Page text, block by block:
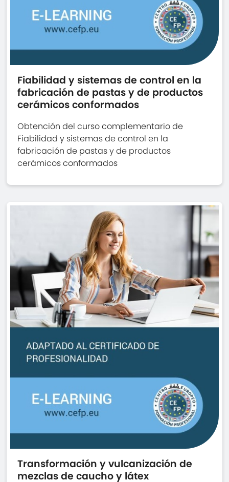
Fiabilidad y sistemas de control en la
fabricación de pastas y de productos
cerámicos conformados
Obtención del curso complementario de
Fiabilidad y sistemas de control en la
fabricación de pastas y de productos
cerámicos conformados
Transformación y vulcanización de
mezclas de caucho y látex